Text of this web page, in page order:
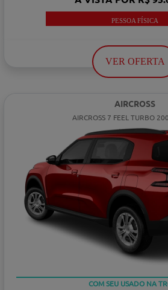
PESSOA FÍSICA
VER OFERTA
AIRCROSS
AIRCROSS 7 FEEL TURBO
TAXA ZERO